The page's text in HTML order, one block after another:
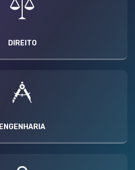
DIREITO
ENGENHARIA